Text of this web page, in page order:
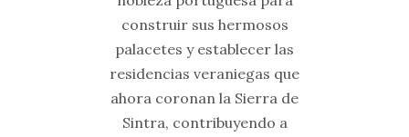
construir sus hermosos
palacetes y establecer las
residencias veraniegas que
ahora coronan la Sierra de
Sintra, contribuyendo a